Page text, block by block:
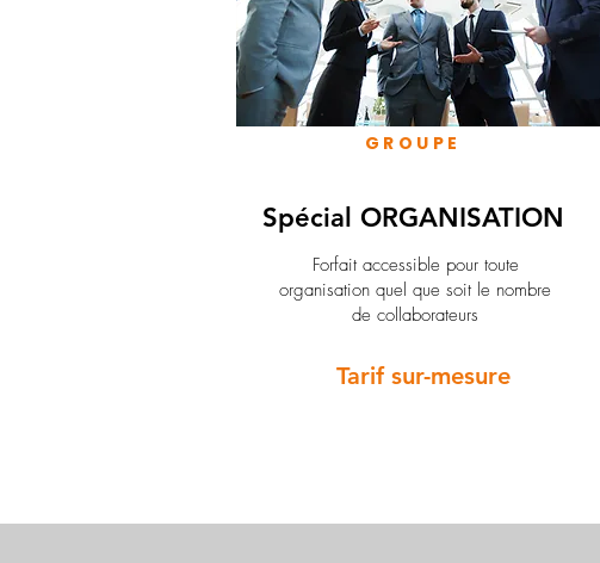
GROUPE
Spécial ORGANISATION
Forfait accessible pour toute
organisation quel que soit le nombre
de collaborateurs
Tarif sur-mesure